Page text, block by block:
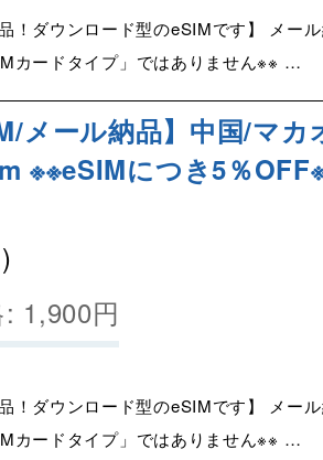
！ダウンロード型のeSIMです】 メ
カードタイプ」ではありません※※ …
メール納品】中国/マ
※※eSIMにつき5％
: 1,900円
！ダウンロード型のeSIMです】 メ
カードタイプ」ではありません※※ …